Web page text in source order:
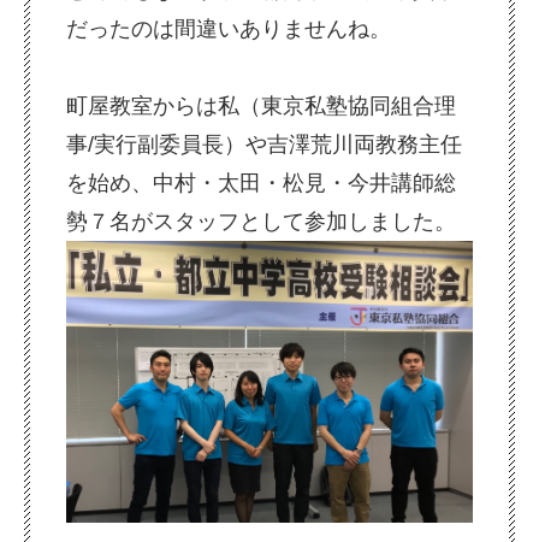
だったのは間違いありませんね。
町屋教室からは私（東京私塾協同組合理
事/実行副委員長）や吉澤荒川両教務主任
を始め、中村・太田・松見・今井講師総
勢７名がスタッフとして参加しました。